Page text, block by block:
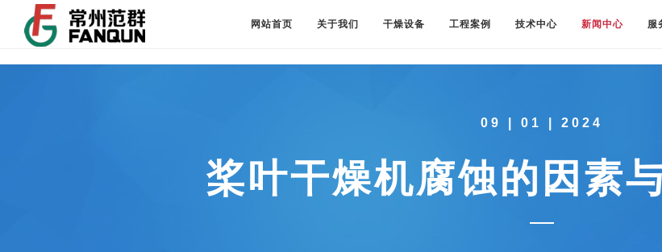
网站首页 关于我们 干燥设备 工程案例 技术中心 新闻中心 服
09 | 01 | 2024
桨叶干燥机腐蚀的因素